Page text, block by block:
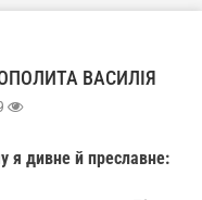
ВАСИЛІЯ
я дивне й преславне: